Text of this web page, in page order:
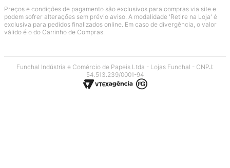
Preços e condições de pagamento são exclusivos para compras via site e
podem sofrer alterações sem prévio aviso. A modalidade 'Retire na Loja' é
exclusiva para pedidos finalizados online. Em caso de divergência, o valor
válido é o do Carrinho de Compras.
Funchal Indústria e Comércio de Papeis Ltda - Lojas Funchal - CNPJ:
54.513.239/0001-94